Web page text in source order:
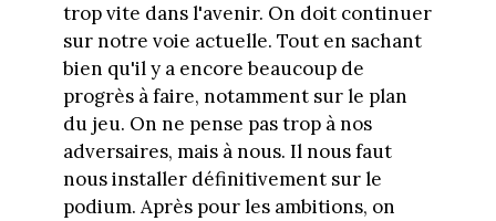
trop vite dans l'avenir. On doit continuer
sur notre voie actuelle. Tout en sachant
bien qu'il y a encore beaucoup de
progrès à faire, notamment sur le plan
du jeu. On ne pense pas trop à nos
adversaires, mais à nous. Il nous faut
nous installer définitivement sur le
podium. Après pour les ambitions, on